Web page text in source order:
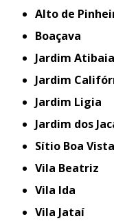
Alto de
Boaçava
Jardim Atibaia
Jardim
Jardim Ligia
Jardim dos
Sítio Boa Vista
Vila Beatriz
Vila Ida
Vila Jataí